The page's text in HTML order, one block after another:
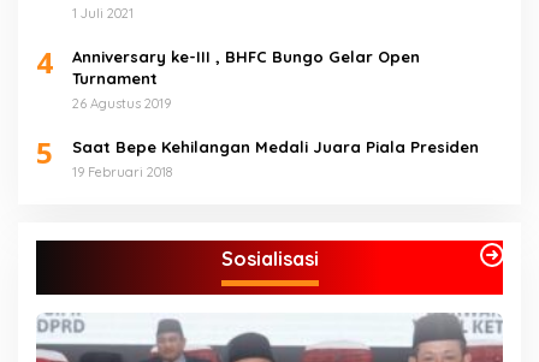
1 Juli 2021
4
Anniversary ke-III , BHFC Bungo Gelar Open
Turnament
26 Agustus 2019
5 Saat Bepe Kehilangan Medali Juara Piala Presiden
19 Februari 2018
Sosialisasi